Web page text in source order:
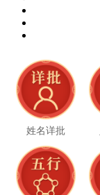
姓名详批